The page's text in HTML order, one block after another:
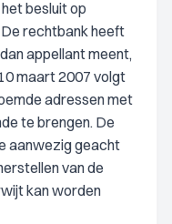
besluit op
rechtbank heeft
appellant meent,
maart 2007 volgt
adressen met
te brengen. De
aanwezig geacht
van de
kan worden